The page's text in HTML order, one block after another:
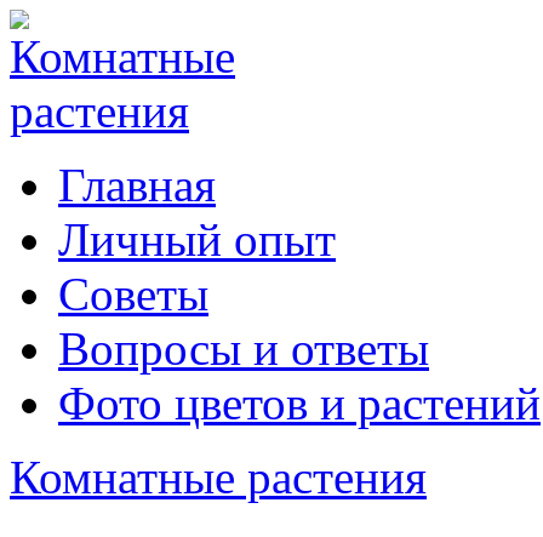
Главная
Личный опыт
Советы
Вопросы и ответы
Фото цветов и растений
Комнатные растения